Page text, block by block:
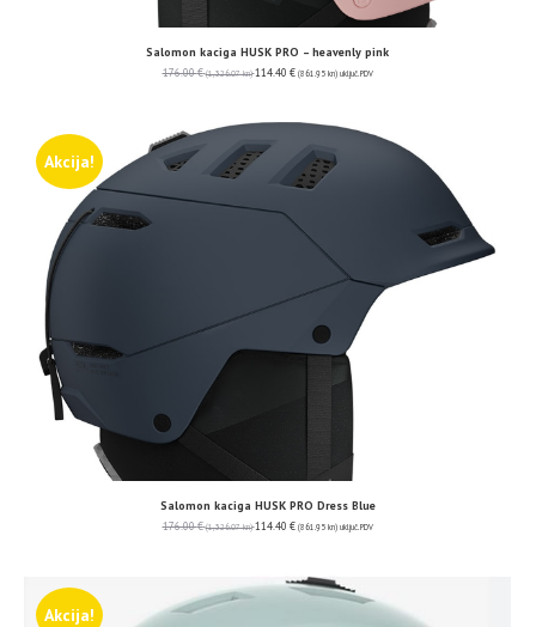
Salomon kaciga HUSK PRO – heavenly pink
176.00€ (1,326.07 kn) 114.40 € (861.95 kn) uključ. PDV
Akcija!
Salomon kaciga HUSK PRO Dress Blue
176.00€ (1,326.07 kn) 114.40 € (861.95 kn) uključ. PDV
Akcija!